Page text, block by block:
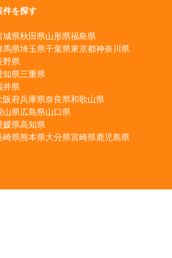
件を探す
城県秋田県山形県福島県
馬県埼玉県千葉県東京都神奈川県
野県
知県三重県
井県
阪府兵庫県奈良県和歌山県
山県広島県山口県
媛県高知県
崎県熊本県大分県宮崎県鹿児島県